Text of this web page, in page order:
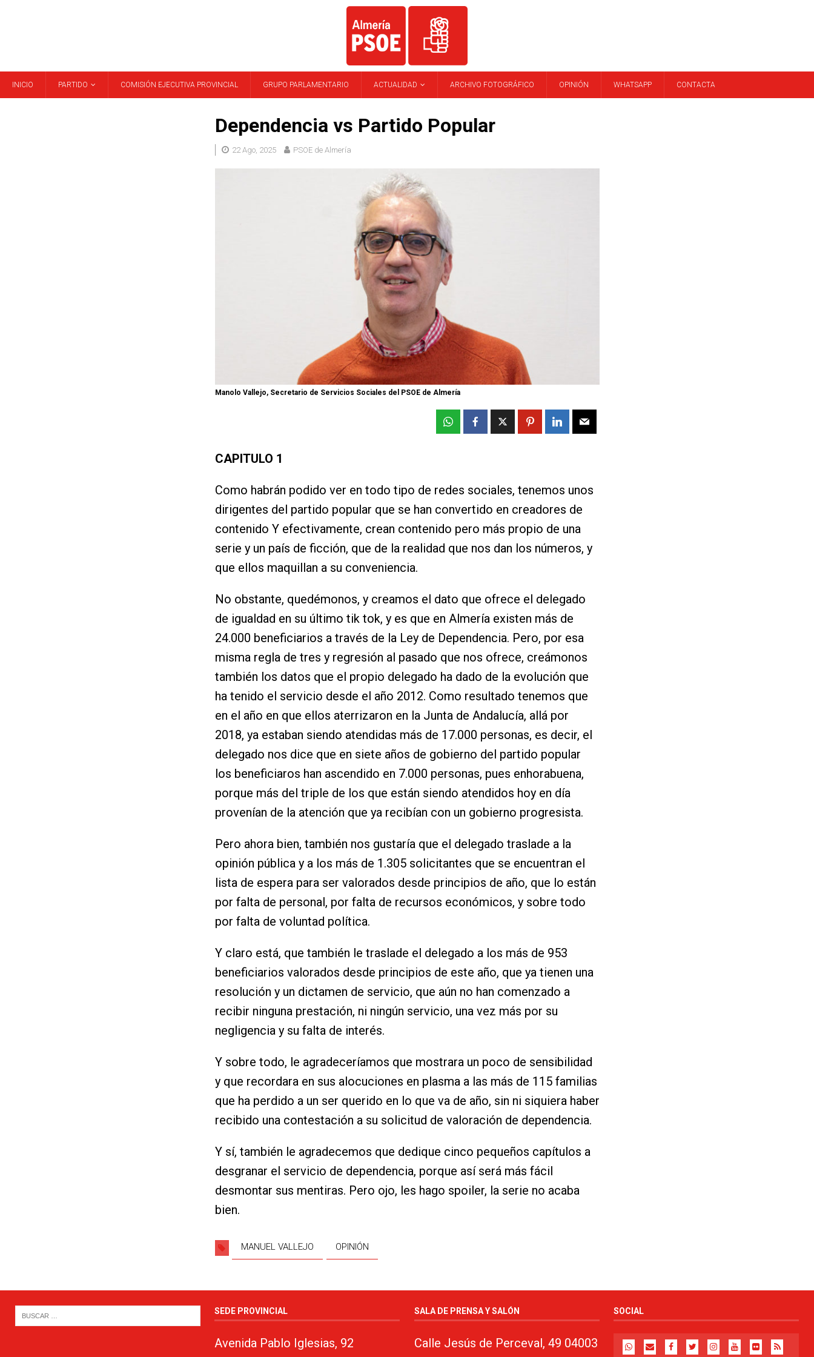
INICIO PARTIDO COMISIÓN EJECUTIVA PROVINCIAL GRUPO PARLAMENTARIO ACTUALIDAD ARCHIVO FOTOGRÁFICO OPINIÓN WHATSAPP CONTACTA
Dependencia vs Partido Popular
22 Ago, 2025 PSOE de Almería
Manolo Vallejo, Secretario de Servicios Sociales del PSOE de Almería
CAPITULO 1
Como habrán podido ver en todo tipo de redes sociales, tenemos unos
dirigentes del partido popular que se han convertido en creadores de
contenido Y efectivamente, crean contenido pero más propio de una
serie y un país de ficción, que de la realidad que nos dan los números, y
que ellos maquillan a su conveniencia.
No obstante, quedémonos, y creamos el dato que ofrece el delegado
de igualdad en su último tik tok, y es que en Almería existen más de
24.000 beneficiarios a través de la Ley de Dependencia. Pero, por esa
misma regla de tres y regresión al pasado que nos ofrece, creámonos
también los datos que el propio delegado ha dado de la evolución que
ha tenido el servicio desde el año 2012. Como resultado tenemos que
en el año en que ellos aterrizaron en la Junta de Andalucía, allá por
2018, ya estaban siendo atendidas más de 17.000 personas, es decir, el
delegado nos dice que en siete años de gobierno del partido popular
los beneficiaros han ascendido en 7.000 personas, pues enhorabuena,
porque más del triple de los que están siendo atendidos hoy en día
provenían de la atención que ya recibían con un gobierno progresista.
Pero ahora bien, también nos gustaría que el delegado traslade a la
opinión pública y a los más de 1.305 solicitantes que se encuentran el
lista de espera para ser valorados desde principios de año, que lo están
por falta de personal, por falta de recursos económicos, y sobre todo
por falta de voluntad política.
Y claro está, que también le traslade el delegado a los más de 953
beneficiarios valorados desde principios de este año, que ya tienen una
resolución y un dictamen de servicio, que aún no han comenzado a
recibir ninguna prestación, ni ningún servicio, una vez más por su
negligencia y su falta de interés.
Y sobre todo, le agradeceríamos que mostrara un poco de sensibilidad
y que recordara en sus alocuciones en plasma a las más de 115 familias
que ha perdido a un ser querido en lo que va de año, sin ni siquiera haber
recibido una contestación a su solicitud de valoración de dependencia.
Y sí, también le agradecemos que dedique cinco pequeños capítulos a
desgranar el servicio de dependencia, porque así será más fácil
desmontar sus mentiras. Pero ojo, les hago spoiler, la serie no acaba
bien.
MANUEL VALLEJO OPINIÓN
SEDE PROVINCIAL
Avenida Pablo Iglesias, 92
SALA DE PRENSA Y SALÓN
Calle Jesús de Perceval, 49 04003
SOCIAL